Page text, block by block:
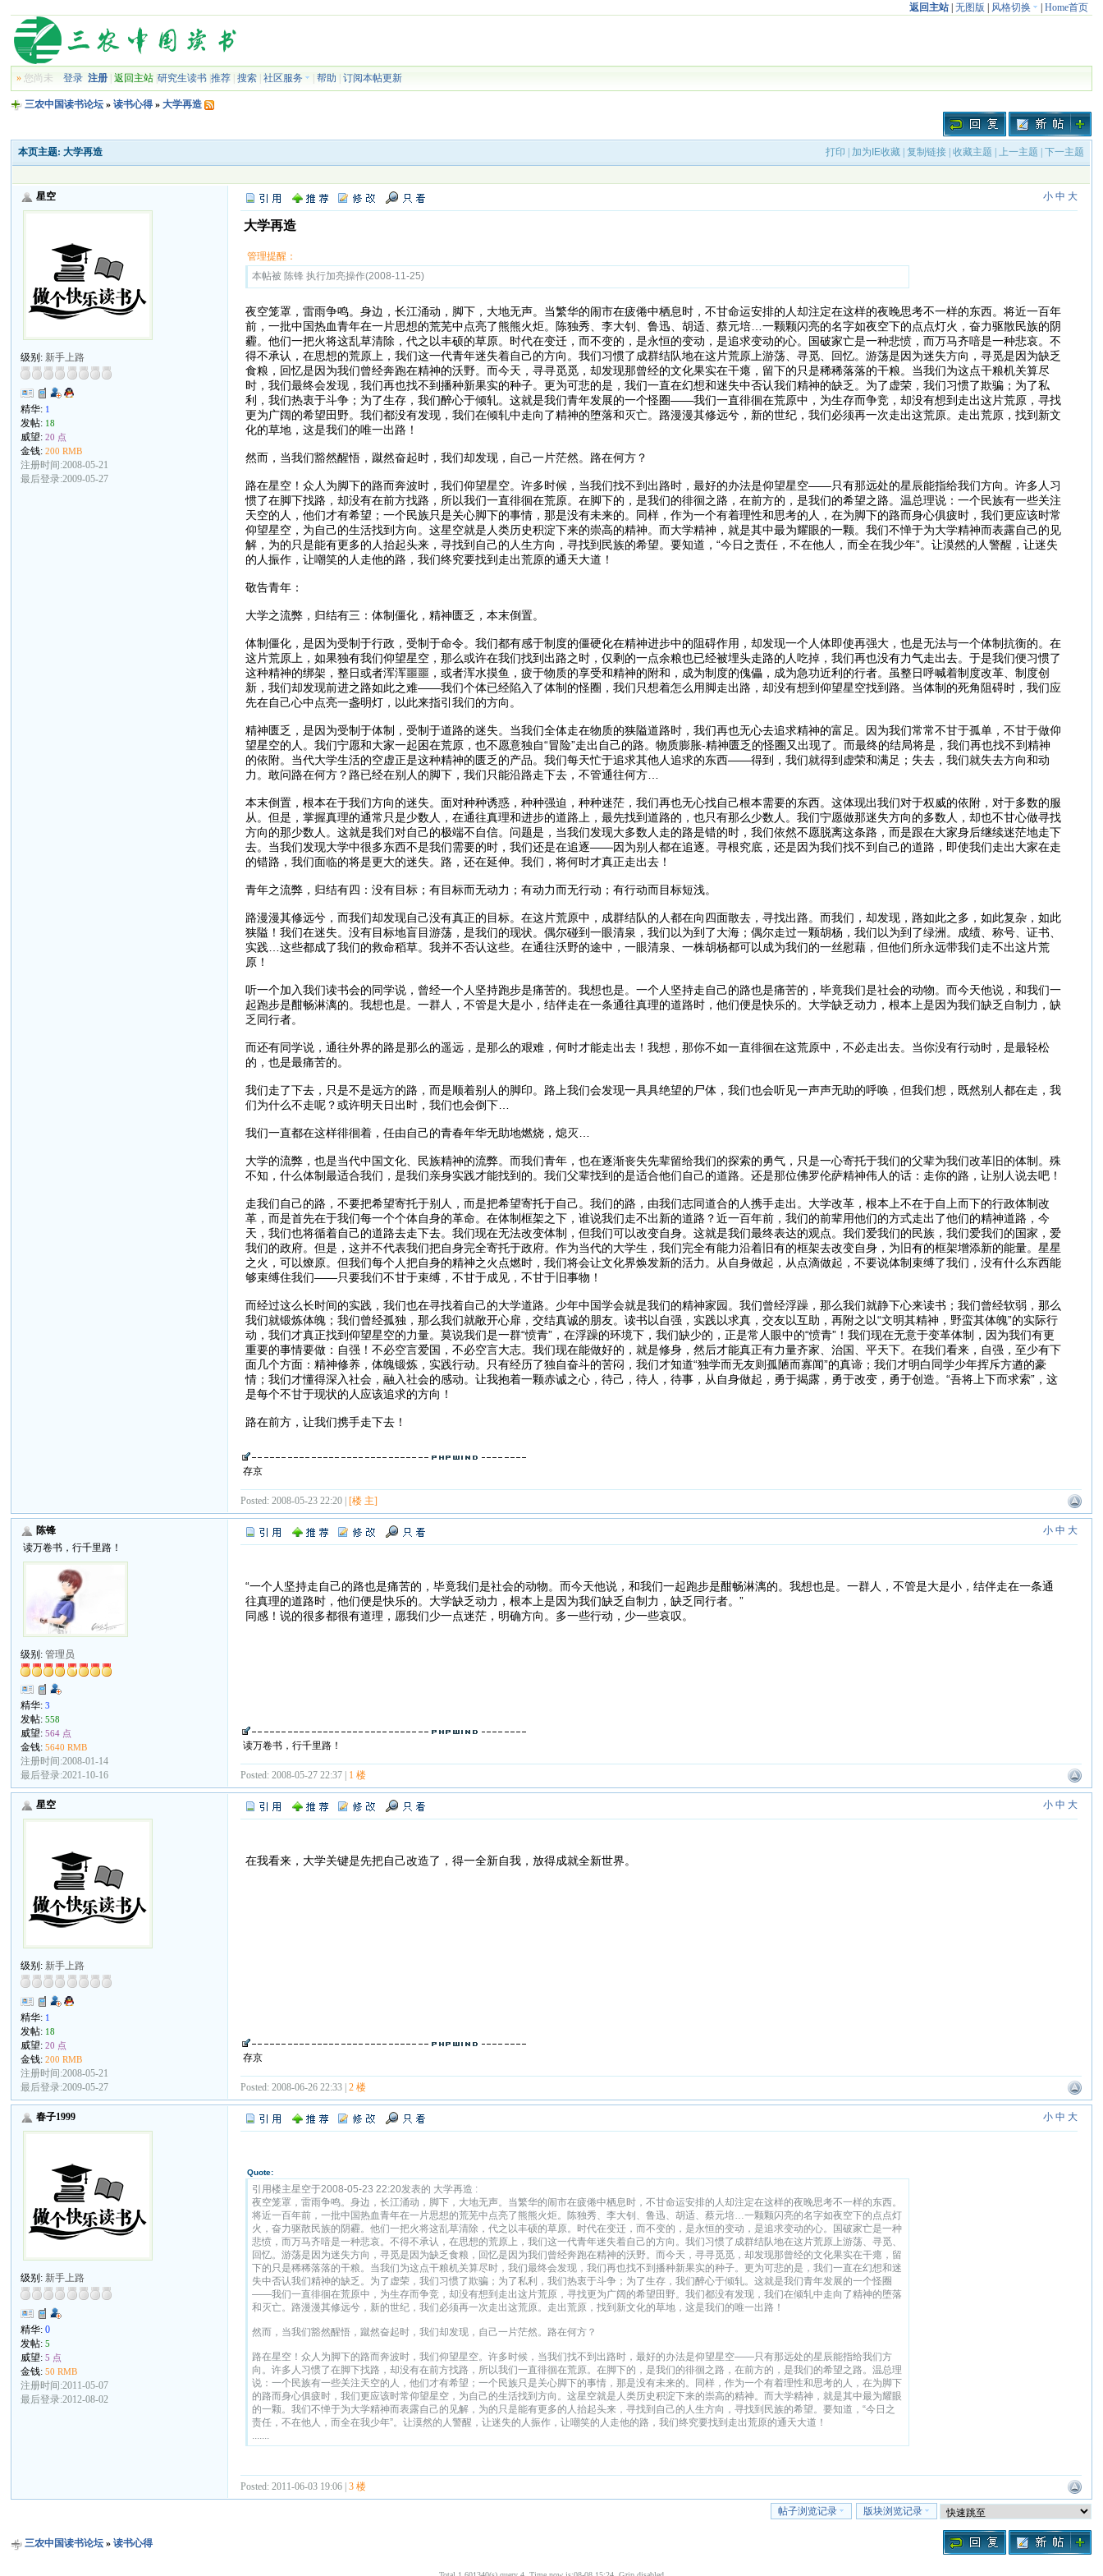
返回主站| 无图版 风格切换 Home首页
» 您尚未登录 注册 |返回主站 |研究生读书 |推荐 |搜索 |社区服务 |帮助 |订阅本帖更新
三农中国读书论坛 »读书心得 »大学再造
本页主题: 大学再造 打印 加为IE收藏 |复制链接 |收藏主题 |上一主题 |下一主题
星空
级别: 新手上路
精华: 1
发帖: 18
威望:20 点
金钱:200 RMB
注册时间:2008-05-21
最后登录:2009-05-27
小 中 大
大学再造
管理提醒：
本帖被 陈锋 执行加亮操作(2008-11-25)
夜空笼罩，雷雨争鸣。身边，长江涌动，脚下，大地无声。当繁华的闹市在疲倦中栖息时，不甘命运安排的人却注定在这样的夜晚思考不一样的东西。将近一百年
前，一批中国热血青年在一片思想的荒芜中点亮了熊熊火炬。陈独秀、李大钊、鲁迅、胡适、蔡元培…一颗颗闪亮的名字如夜空下的点点灯火，奋力驱散民族的阴
霾。他们一把火将这乱草清除，代之以丰硕的草原。时代在变迁，而不变的，是永恒的变动，是追求变动的心。国破家亡是一种悲愤，而万马齐喑是一种悲哀。不
得不承认，在思想的荒原上，我们这一代青年迷失着自己的方向。我们习惯了成群结队地在这片荒原上游荡、寻觅、回忆。游荡是因为迷失方向，寻觅是因为缺乏
食粮，回忆是因为我们曾经奔跑在精神的沃野。而今天，寻寻觅觅，却发现那曾经的文化果实在干瘪，留下的只是稀稀落落的干粮。当我们为这点干粮机关算尽
时，我们最终会发现，我们再也找不到播种新果实的种子。更为可悲的是，我们一直在幻想和迷失中否认我们精神的缺乏。为了虚荣，我们习惯了欺骗；为了私
利，我们热衷于斗争；为了生存，我们醉心于倾轧。这就是我们青年发展的一个怪圈——我们一直徘徊在荒原中，为生存而争竞，却没有想到走出这片荒原，寻找
更为广阔的希望田野。我们都没有发现，我们在倾轧中走向了精神的堕落和灭亡。路漫漫其修远兮，新的世纪，我们必须再一次走出这荒原。走出荒原，找到新文
化的草地，这是我们的唯一出路！
然而，当我们豁然醒悟，蹴然奋起时，我们却发现，自己一片茫然。路在何方？
路在星空！众人为脚下的路而奔波时，我们仰望星空。许多时候，当我们找不到出路时，最好的办法是仰望星空——只有那远处的星辰能指给我们方向。许多人习
惯了在脚下找路，却没有在前方找路，所以我们一直徘徊在荒原。在脚下的，是我们的徘徊之路，在前方的，是我们的希望之路。温总理说：一个民族有一些关注
天空的人，他们才有希望；一个民族只是关心脚下的事情，那是没有未来的。同样，作为一个有着理性和思考的人，在为脚下的路而身心俱疲时，我们更应该时常
仰望星空，为自己的生活找到方向。这星空就是人类历史积淀下来的崇高的精神。而大学精神，就是其中最为耀眼的一颗。我们不惮于为大学精神而表露自己的见
解，为的只是能有更多的人抬起头来，寻找到自己的人生方向，寻找到民族的希望。要知道，“今日之责任，不在他人，而全在我少年”。让漠然的人警醒，让迷失
的人振作，让嘲笑的人走他的路，我们终究要找到走出荒原的通天大道！
敬告青年：
大学之流弊，归结有三：体制僵化，精神匮乏，本末倒置。
体制僵化，是因为受制于行政，受制于命令。我们都有感于制度的僵硬化在精神进步中的阻碍作用，却发现一个人体即使再强大，也是无法与一个体制抗衡的。在
这片荒原上，如果独有我们仰望星空，那么或许在我们找到出路之时，仅剩的一点余粮也已经被埋头走路的人吃掉，我们再也没有力气走出去。于是我们便习惯了
这种精神的绑架，整日或者浑浑噩噩，或者浑水摸鱼，疲于物质的享受和精神的附和，成为制度的傀儡，成为急功近利的行者。虽整日呼喊着制度改革、制度创
新，我们却发现前进之路如此之难——我们个体已经陷入了体制的怪圈，我们只想着怎么用脚走出路，却没有想到仰望星空找到路。当体制的死角阻碍时，我们应
先在自己心中点亮一盏明灯，以此来指引我们的方向。
精神匮乏，是因为受制于体制，受制于道路的迷失。当我们全体走在物质的狭隘道路时，我们再也无心去追求精神的富足。因为我们常常不甘于孤单，不甘于做仰
望星空的人。我们宁愿和大家一起困在荒原，也不愿意独自“冒险”走出自己的路。物质膨胀-精神匮乏的怪圈又出现了。而最终的结局将是，我们再也找不到精神
的依附。当代大学生活的空虚正是这种精神的匮乏的产品。我们每天忙于追求其他人追求的东西——得到，我们就得到虚荣和满足；失去，我们就失去方向和动
力。敢问路在何方？路已经在别人的脚下，我们只能沿路走下去，不管通往何方…
本末倒置，根本在于我们方向的迷失。面对种种诱惑，种种强迫，种种迷茫，我们再也无心找自己根本需要的东西。这体现出我们对于权威的依附，对于多数的服
从。但是，掌握真理的通常只是少数人，在通往真理和进步的道路上，最先找到道路的，也只有那么少数人。我们宁愿做那迷失方向的多数人，却也不甘心做寻找
方向的那少数人。这就是我们对自己的极端不自信。问题是，当我们发现大多数人走的路是错的时，我们依然不愿脱离这条路，而是跟在大家身后继续迷茫地走下
去。当我们发现大学中很多东西不是我们需要的时，我们还是在追逐——因为别人都在追逐。寻根究底，还是因为我们找不到自己的道路，即使我们走出大家在走
的错路，我们面临的将是更大的迷失。路，还在延伸。我们，将何时才真正走出去！
青年之流弊，归结有四：没有目标；有目标而无动力；有动力而无行动；有行动而目标短浅。
路漫漫其修远兮，而我们却发现自己没有真正的目标。在这片荒原中，成群结队的人都在向四面散去，寻找出路。而我们，却发现，路如此之多，如此复杂，如此
狭隘！我们在迷失。没有目标地盲目游荡，是我们的现状。偶尔碰到一眼清泉，我们以为到了大海；偶尔走过一颗胡杨，我们以为到了绿洲。成绩、称号、证书、
实践…这些都成了我们的救命稻草。我并不否认这些。在通往沃野的途中，一眼清泉、一株胡杨都可以成为我们的一丝慰藉，但他们所永远带我们走不出这片荒
原！
听一个加入我们读书会的同学说，曾经一个人坚持跑步是痛苦的。我想也是。一个人坚持走自己的路也是痛苦的，毕竟我们是社会的动物。而今天他说，和我们一
起跑步是酣畅淋漓的。我想也是。一群人，不管是大是小，结伴走在一条通往真理的道路时，他们便是快乐的。大学缺乏动力，根本上是因为我们缺乏自制力，缺
乏同行者。
而还有同学说，通往外界的路是那么的遥远，是那么的艰难，何时才能走出去！我想，那你不如一直徘徊在这荒原中，不必走出去。当你没有行动时，是最轻松
的，也是最痛苦的。
我们走了下去，只是不是远方的路，而是顺着别人的脚印。路上我们会发现一具具绝望的尸体，我们也会听见一声声无助的呼唤，但我们想，既然别人都在走，我
们为什么不走呢？或许明天日出时，我们也会倒下…
我们一直都在这样徘徊着，任由自己的青春年华无助地燃烧，熄灭…
大学的流弊，也是当代中国文化、民族精神的流弊。而我们青年，也在逐渐丧失先辈留给我们的探索的勇气，只是一心寄托于我们的父辈为我们改革旧的体制。殊
不知，什么体制最适合我们，是我们亲身实践才能找到的。我们父辈找到的是适合他们自己的道路。还是那位佛罗伦萨精神伟人的话：走你的路，让别人说去吧！
走我们自己的路，不要把希望寄托于别人，而是把希望寄托于自己。我们的路，由我们志同道合的人携手走出。大学改革，根本上不在于自上而下的行政体制改
革，而是首先在于我们每一个个体自身的革命。在体制框架之下，谁说我们走不出新的道路？近一百年前，我们的前辈用他们的方式走出了他们的精神道路，今
天，我们也将循着自己的道路去走下去。我们现在无法改变体制，但我们可以改变自身。这就是我们最终表达的观点。我们爱我们的民族，我们爱我们的国家，爱
我们的政府。但是，这并不代表我们把自身完全寄托于政府。作为当代的大学生，我们完全有能力沿着旧有的框架去改变自身，为旧有的框架增添新的能量。星星
之火，可以燎原。但我们每个人把自身的精神之火点燃时，我们将会让文化界焕发新的活力。从自身做起，从点滴做起，不要说体制束缚了我们，没有什么东西能
够束缚住我们——只要我们不甘于束缚，不甘于成见，不甘于旧事物！
而经过这么长时间的实践，我们也在寻找着自己的大学道路。少年中国学会就是我们的精神家园。我们曾经浮躁，那么我们就静下心来读书；我们曾经软弱，那么
我们就锻炼体魄；我们曾经孤独，那么我们就敞开心扉，交结真诚的朋友。读书以自强，实践以求真，交友以互助，再附之以“文明其精神，野蛮其体魄”的实际行
动，我们才真正找到仰望星空的力量。莫说我们是一群“愤青”，在浮躁的环境下，我们缺少的，正是常人眼中的“愤青”！我们现在无意于变革体制，因为我们有更
重要的事情要做：自强！不必空言爱国，不必空言大志。我们现在能做好的，就是修身，然后才能真正有力量齐家、治国、平天下。在我们看来，自强，至少有下
面几个方面：精神修养，体魄锻炼，实践行动。只有经历了独自奋斗的苦闷，我们才知道“独学而无友则孤陋而寡闻”的真谛；我们才明白同学少年挥斥方遒的豪
情；我们才懂得深入社会，融入社会的感动。让我抱着一颗赤诚之心，待己，待人，待事，从自身做起，勇于揭露，勇于改变，勇于创造。“吾将上下而求索”，这
是每个不甘于现状的人应该追求的方向！
路在前方，让我们携手走下去！
存京
Posted: 2008-05-23 22:20 | [楼 主]
陈锋
读万卷书，行千里路！
级别:管理员
精华:3
发帖:558
威望:564 点
金钱:5640 RMB
注册时间:2008-01-14
最后登录:2021-10-16
小 中 大
“一个人坚持走自己的路也是痛苦的，毕竟我们是社会的动物。而今天他说，和我们一起跑步是酣畅淋漓的。我想也是。一群人，不管是大是小，结伴走在一条通
往真理的道路时，他们便是快乐的。大学缺乏动力，根本上是因为我们缺乏自制力，缺乏同行者。”
同感！说的很多都很有道理，愿我们少一点迷茫，明确方向。多一些行动，少一些哀叹。
读万卷书，行千里路！
Posted: 2008-05-27 22:37 | 1 楼
星空
级别: 新手上路
精华: 1
发帖: 18
威望:20 点
金钱:200 RMB
注册时间:2008-05-21
最后登录:2009-05-27
小 中 大
在我看来，大学关键是先把自己改造了，得一全新自我，放得成就全新世界。
存京
Posted: 2008-06-26 22:33 |2 楼
春子1999
级别: 新手上路
精华:0
发帖:5
威望:5 点
金钱:50 RMB
注册时间:2011-05-07
最后登录:2012-08-02
小 中 大
Quote:
引用楼主星空于2008-05-23 22:20发表的 大学再造 :
夜空笼罩，雷雨争鸣。身边，长江涌动，脚下，大地无声。当繁华的闹市在疲倦中栖息时，不甘命运安排的人却注定在这样的夜晚思考不一样的东西。
将近一百年前，一批中国热血青年在一片思想的荒芜中点亮了熊熊火炬。陈独秀、李大钊、鲁迅、胡适、蔡元培…一颗颗闪亮的名字如夜空下的点点灯
火，奋力驱散民族的阴霾。他们一把火将这乱草清除，代之以丰硕的草原。时代在变迁，而不变的，是永恒的变动，是追求变动的心。国破家亡是一种
悲愤，而万马齐喑是一种悲哀。不得不承认，在思想的荒原上，我们这一代青年迷失着自己的方向。我们习惯了成群结队地在这片荒原上游荡、寻觅、
回忆。游荡是因为迷失方向，寻觅是因为缺乏食粮，回忆是因为我们曾经奔跑在精神的沃野。而今天，寻寻觅觅，却发现那曾经的文化果实在干瘪，留
下的只是稀稀落落的干粮。当我们为这点干粮机关算尽时，我们最终会发现，我们再也找不到播种新果实的种子。更为可悲的是，我们一直在幻想和迷
失中否认我们精神的缺乏。为了虚荣，我们习惯了欺骗；为了私利，我们热衷于斗争；为了生存，我们醉心于倾轧。这就是我们青年发展的一个怪圈
——我们一直徘徊在荒原中，为生存而争竞，却没有想到走出这片荒原，寻找更为广阔的希望田野。我们都没有发现，我们在倾轧中走向了精神的堕落
和灭亡。路漫漫其修远兮，新的世纪，我们必须再一次走出这荒原。走出荒原，找到新文化的草地，这是我们的唯一出路！
然而，当我们豁然醒悟，蹴然奋起时，我们却发现，自己一片茫然。路在何方？
路在星空！众人为脚下的路而奔波时，我们仰望星空。许多时候，当我们找不到出路时，最好的办法是仰望星空——只有那远处的星辰能指给我们方
向。许多人习惯了在脚下找路，却没有在前方找路，所以我们一直徘徊在荒原。在脚下的，是我们的徘徊之路，在前方的，是我们的希望之路。温总理
说：一个民族有一些关注天空的人，他们才有希望；一个民族只是关心脚下的事情，那是没有未来的。同样，作为一个有着理性和思考的人，在为脚下
的路而身心俱疲时，我们更应该时常仰望星空，为自己的生活找到方向。这星空就是人类历史积淀下来的崇高的精神。而大学精神，就是其中最为耀眼
的一颗。我们不惮于为大学精神而表露自己的见解，为的只是能有更多的人抬起头来，寻找到自己的人生方向，寻找到民族的希望。要知道，“今日之
责任，不在他人，而全在我少年”。让漠然的人警醒，让迷失的人振作，让嘲笑的人走他的路，我们终究要找到走出荒原的通天大道！
.......
Posted: 2011-06-03 19:06 |3 楼
帖子浏览记录 版块浏览记录
三农中国读书论坛 »读书心得